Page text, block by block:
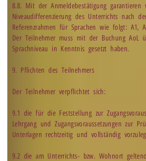
8.8. Mit der Anmeldebestätigung garantieren
Niveaudifferenzierung des Unterrichts nach
Referenzrahmen für Sprachen wie folgt: A1,
Der Teilnehmer muss mit der Buchung AoL
Sprachniveau in Kenntnis gesetzt haben.
9. Pflichten des Teilnehmers
Der Teilnehmer verpflichtet sich:
9.1 die für die Feststellung zur
Lehrgang und Zugangsvoraussetzungen zur
Unterlagen rechtzeitig und vollständig
9.2 die am Unterrichts- bzw. Wohnort